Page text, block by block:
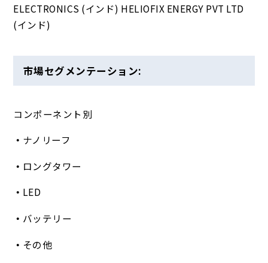
ELECTRONICS (インド) HELIOFIX ENERGY PVT LTD
(インド)
市場セグメンテーション:
コンポーネント別
ナノリーフ
ロングタワー
LED
バッテリー
その他